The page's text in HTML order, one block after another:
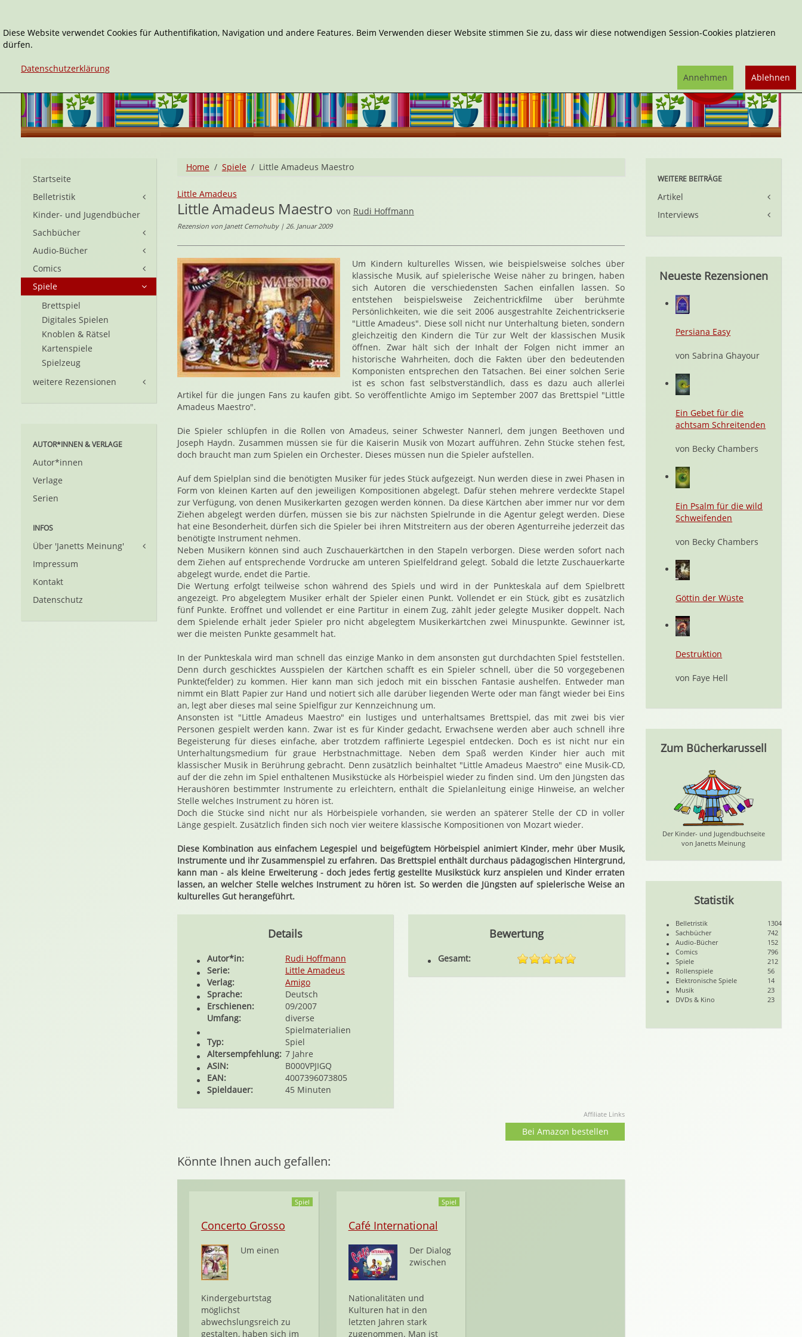
Home Spiele Little Amadeus Maestro
Little Amadeus
Little Amadeus Maestro von Rudi Hoffmann
Rezension von Janett Cernohuby | 26. Januar 2009
Um Kindern kulturelles Wissen, wie beispielsweise solches über
klassische Musik, auf spielerische Weise näher zu bringen, haben
sich Autoren die verschiedensten Sachen einfallen lassen. So
entstehen beispielsweise Zeichentrickfilme über berühmte
Persönlichkeiten, wie die seit 2006 ausgestrahlte Zeichentrickserie
"Little Amadeus". Diese soll nicht nur Unterhaltung bieten, sondern
gleichzeitig den Kindern die Tür zur Welt der klassischen Musik
öffnen. Zwar hält sich der Inhalt der Folgen nicht immer an
historische Wahrheiten, doch die Fakten über den bedeutenden
Komponisten entsprechen den Tatsachen. Bei einer solchen Serie
ist es schon fast selbstverständlich, dass es dazu auch allerlei
Artikel für die jungen Fans zu kaufen gibt. So veröffentlichte Amigo im September 2007 das Brettspiel "Little
Amadeus Maestro".
Die Spieler schlüpfen in die Rollen von Amadeus, seiner Schwester Nannerl, dem jungen Beethoven und
Joseph Haydn. Zusammen müssen sie für die Kaiserin Musik von Mozart aufführen. Zehn Stücke stehen fest,
doch braucht man zum Spielen ein Orchester. Dieses müssen nun die Spieler aufstellen.
Auf dem Spielplan sind die benötigten Musiker für jedes Stück aufgezeigt. Nun werden diese in zwei Phasen in
Form von kleinen Karten auf den jeweiligen Kompositionen abgelegt. Dafür stehen mehrere verdeckte Stapel
zur Verfügung, von denen Musikerkarten gezogen werden können. Da diese Kärtchen aber immer nur vor dem
Ziehen abgelegt werden dürfen, müssen sie bis zur nächsten Spielrunde in die Agentur gelegt werden. Diese
hat eine Besonderheit, dürfen sich die Spieler bei ihren Mitstreitern aus der oberen Agenturreihe jederzeit das
benötigte Instrument nehmen.
Neben Musikern können sind auch Zuschauerkärtchen in den Stapeln verborgen. Diese werden sofort nach
dem Ziehen auf entsprechende Vordrucke am unteren Spielfeldrand gelegt. Sobald die letzte Zuschauerkarte
abgelegt wurde, endet die Partie.
Die Wertung erfolgt teilweise schon während des Spiels und wird in der Punkteskala auf dem Spielbrett
angezeigt. Pro abgelegtem Musiker erhält der Spieler einen Punkt. Vollendet er ein Stück, gibt es zusätzlich
fünf Punkte. Eröffnet und vollendet er eine Partitur in einem Zug, zählt jeder gelegte Musiker doppelt. Nach
dem Spielende erhält jeder Spieler pro nicht abgelegtem Musikerkärtchen zwei Minuspunkte. Gewinner ist,
wer die meisten Punkte gesammelt hat.
In der Punkteskala wird man schnell das einzige Manko in dem ansonsten gut durchdachten Spiel feststellen.
Denn durch geschicktes Ausspielen der Kärtchen schafft es ein Spieler schnell, über die 50 vorgegebenen
Punkte(felder) zu kommen. Hier kann man sich jedoch mit ein bisschen Fantasie aushelfen. Entweder man
nimmt ein Blatt Papier zur Hand und notiert sich alle darüber liegenden Werte oder man fängt wieder bei Eins
an, legt aber dieses mal seine Spielfigur zur Kennzeichnung um.
Ansonsten ist "Little Amadeus Maestro" ein lustiges und unterhaltsames Brettspiel, das mit zwei bis vier
Personen gespielt werden kann. Zwar ist es für Kinder gedacht, Erwachsene werden aber auch schnell ihre
Begeisterung für dieses einfache, aber trotzdem raffinierte Legespiel entdecken. Doch es ist nicht nur ein
Unterhaltungsmedium für graue Herbstnachmittage. Neben dem Spaß werden Kinder hier auch mit
klassischer Musik in Berührung gebracht. Denn zusätzlich beinhaltet "Little Amadeus Maestro" eine Musik-CD,
auf der die zehn im Spiel enthaltenen Musikstücke als Hörbeispiel wieder zu finden sind. Um den Jüngsten das
Heraushören bestimmter Instrumente zu erleichtern, enthält die Spielanleitung einige Hinweise, an welcher
Stelle welches Instrument zu hören ist.
Doch die Stücke sind nicht nur als Hörbeispiele vorhanden, sie werden an späterer Stelle der CD in voller
Länge gespielt. Zusätzlich finden sich noch vier weitere klassische Kompositionen von Mozart wieder.
Diese Kombination aus einfachem Legespiel und beigefügtem Hörbeispiel animiert Kinder, mehr über Musik,
Instrumente und ihr Zusammenspiel zu erfahren. Das Brettspiel enthält durchaus pädagogischen Hintergrund,
kann man - als kleine Erweiterung - doch jedes fertig gestellte Musikstück kurz anspielen und Kinder erraten
lassen, an welcher Stelle welches Instrument zu hören ist. So werden die Jüngsten auf spielerische Weise an
kulturelles Gut herangeführt.
Details
Autor*in:
Rudi Hoffmann
Serie:
Little Amadeus
Verlag:
Amigo
Sprache:
Deutsch
Erschienen:
09/2007
Umfang:
diverse
Spielmaterialien
Typ:
Spiel
Altersempfehlung: 7 Jahre
ASIN:
B000VPJIGQ
EAN:
4007396073805
Spieldauer:
45 Minuten
Bewertung
Gesamt:
Affiliate Links
Bei Amazon bestellen
Könnte Ihnen auch gefallen:
Spiel
Concerto Grosso
Um einen
Kindergeburtstag
möglichst
abwechslungsreich zu
gestalten, haben sich im
Spiel
Café International
Der Dialog
zwischen
Nationalitäten und
Kulturen hat in den
letzten Jahren stark
zugenommen. Man ist
Startseite
Belletristik
Kinder- und Jugendbücher
Sachbücher
Audio-Bücher
Comics
Spiele
Brettspiel
Digitales Spielen
Knoblen & Rätsel
Kartenspiele
Spielzeug
weitere Rezensionen
AUTOR*INNEN & VERLAGE
Autor*innen
Verlage
Serien
INFOS
Über 'Janetts Meinung'
Impressum
Kontakt
Datenschutz
WEITERE BEITRÄGE
Artikel
Interviews
Neueste Rezensionen
Persiana Easy
von Sabrina Ghayour
Ein Gebet für die
achtsam Schreitenden
von Becky Chambers
Ein Psalm für die wild
Schweifenden
von Becky Chambers
Göttin der Wüste
Destruktion
von Faye Hell
Zum Bücherkarussell
Der Kinder- und Jugendbuchseite
von Janetts Meinung
Statistik
Belletristik
1304
Sachbücher
742
Audio-Bücher
152
Comics
796
Spiele
212
Rollenspiele
56
Elektronische Spiele
14
Musik
23
DVDs & Kino
23
Diese Website verwendet Cookies für Authentifikation, Navigation und andere Features. Beim Verwenden dieser Website stimmen Sie zu, dass wir diese notwendigen Session-Cookies platzieren
dürfen.
Datenschutzerklärung
Ablehnen
Annehmen